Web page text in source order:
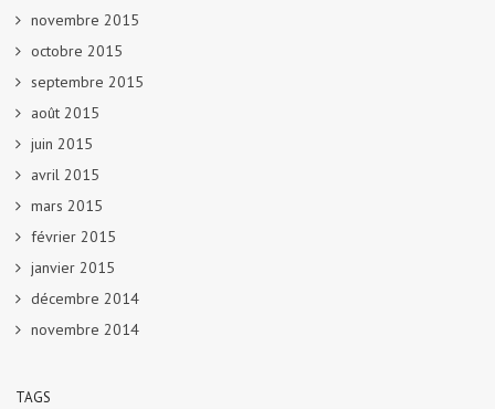
novembre 2015
octobre 2015
septembre 2015
août 2015
juin 2015
avril 2015
mars 2015
février 2015
janvier 2015
décembre 2014
novembre 2014
TAGS